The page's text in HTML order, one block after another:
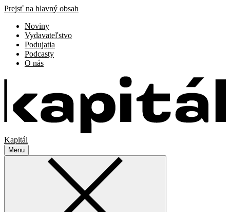
Prejsť na hlavný obsah
Noviny
Vydavateľstvo
Podujatia
Podcasty
O nás
Kapitál
Menu